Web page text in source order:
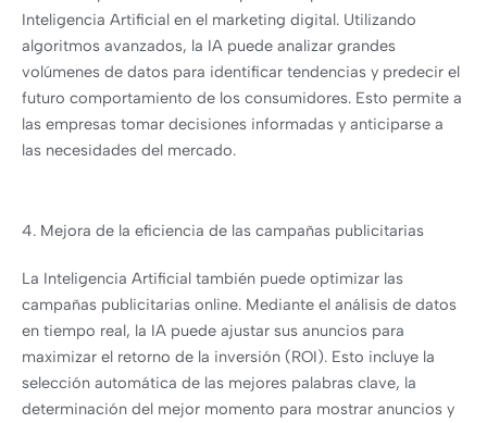
Inteligencia Artificial en el marketing digital. Utilizando
algoritmos avanzados, la IA puede analizar grandes
volúmenes de datos para identificar tendencias y predecir el
futuro comportamiento de los consumidores. Esto permite a
las empresas tomar decisiones informadas y anticiparse a
las necesidades del mercado.
4. Mejora de la eficiencia de las campañas publicitarias
La Inteligencia Artificial también puede optimizar las
campañas publicitarias online. Mediante el análisis de datos
en tiempo real, la IA puede ajustar sus anuncios para
maximizar el retorno de la inversión (ROI). Esto incluye la
selección automática de las mejores palabras clave, la
determinación del mejor momento para mostrar anuncios y